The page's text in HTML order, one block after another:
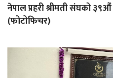
नेपाल प्रहरी श्रीमती संघको ३९औं
(फोटोफिचर)